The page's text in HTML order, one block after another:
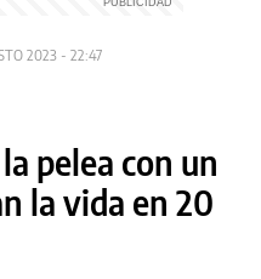
2023 - 22:47
pelea con un
la vida en 20